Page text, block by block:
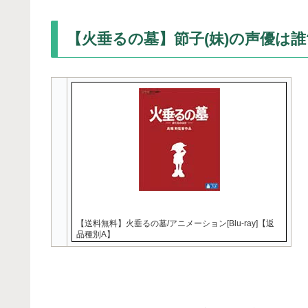
【火垂るの墓】節子(妹)の声優は
【送料無料】火垂るの墓/アニメーション[Blu-ray]【返
品種別A】